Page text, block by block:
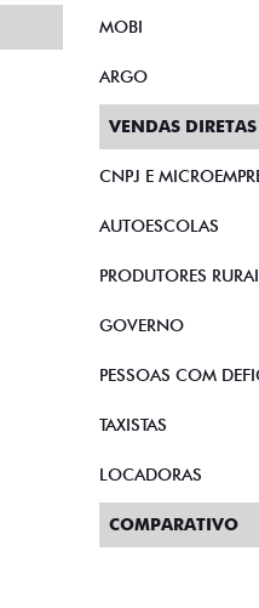
MOBI
ARGO
VENDAS DIRETAS
CNPJ E
AUTOESCOLAS
PRODUTORES
GOVERNO
PESSOAS COM
TAXISTAS
LOCADORAS
COMPARATIVO